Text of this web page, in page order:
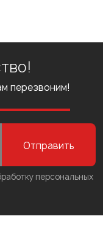
перезвоним!
Отправить
персональных